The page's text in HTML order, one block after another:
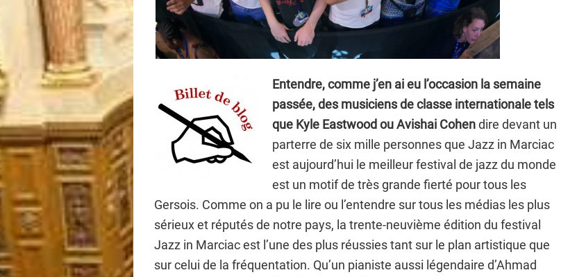
Entendre, comme j’en ai eu l’occasion la semaine
passée, des musiciens de classe internationale tels
que Kyle Eastwood ou Avishai Cohendire devant un
parterre de six mille personnes que Jazz in Marciac
est aujourd’hui le meilleur festival de jazz du monde
est un motif de très grande fierté pour tous les
Gersois. Comme on a pu le lire ou l’entendre sur tous les médias les plus
sérieux et réputés de notre pays, la trente-neuvième édition du festival
Jazz in Marciac est l’une des plus réussies tant sur le plan artistique que
sur celui de la fréquentation. Qu’un pianiste aussi légendaire d’Ahmad